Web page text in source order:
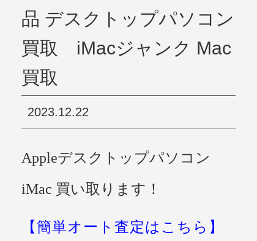
品 デスクトップパソコン
買取 iMacジャンク Mac
買取
2023.12.22
Appleデスクトップパソコン
iMac 買い取ります！
【簡単オート査定はこちら】